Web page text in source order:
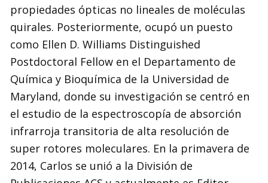
propiedades ópticas no lineales de moléculas
quirales. Posteriormente, ocupó un puesto
como Ellen D. Williams Distinguished
Postdoctoral Fellow en el Departamento de
Química y Bioquímica de la Universidad de
Maryland, donde su investigación se centró en
el estudio de la espectroscopía de absorción
infrarroja transitoria de alta resolución de
super rotores moleculares. En la primavera de
2014, Carlos se unió a la División de